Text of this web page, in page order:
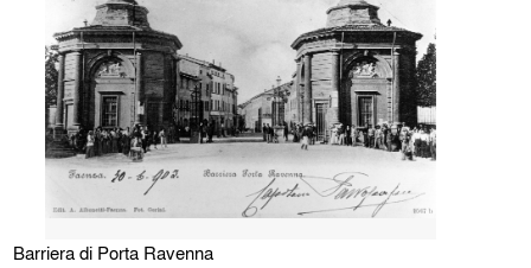
Barriera di Porta Ravenna